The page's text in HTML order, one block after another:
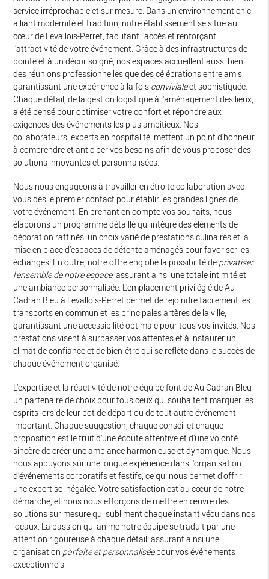
service irréprochable et sur mesure. Dans un environnement chic
alliant modernité et tradition, notre établissement se situe au
cœur de Levallois-Perret, facilitant l'accès et renforçant
l'attractivité de votre événement. Grâce à des infrastructures de
pointe et à un décor soigné, nos espaces accueillent aussi bien
des réunions professionnelles que des célébrations entre amis,
garantissant une expérience à la fois convivialeet sophistiquée.
Chaque détail, de la gestion logistique à l'aménagement des lieux,
a été pensé pour optimiser votre confort et répondre aux
exigences des événements les plus ambitieux. Nos
collaborateurs, experts en hospitalité, mettent un point d'honneur
à comprendre et anticiper vos besoins afin de vous proposer des
solutions innovantes et personnalisées.
Nous nous engageons à travailler en étroite collaboration avec
vous dès le premier contact pour établir les grandes lignes de
votre événement. En prenant en compte vos souhaits, nous
élaborons un programme détaillé qui intègre des éléments de
décoration raffinés, un choix varié de prestations culinaires et la
mise en place d'espaces de détente aménagés pour favoriser les
échanges. En outre, notre offre englobe la possibilité de privatiser
l'ensemble de notre espace, assurant ainsi une totale intimité et
une ambiance personnalisée. L'emplacement privilégié de Au
Cadran Bleu à Levallois-Perret permet de rejoindre facilement les
transports en commun et les principales artères de la ville,
garantissant une accessibilité optimale pour tous vos invités. Nos
prestations visent à surpasser vos attentes et à instaurer un
climat de confiance et de bien-être qui se reflète dans le succès de
chaque événement organisé.
L'expertise et la réactivité de notre équipe font de Au Cadran Bleu
un partenaire de choix pour tous ceux qui souhaitent marquer les
esprits lors de leur pot de départ ou de tout autre événement
important. Chaque suggestion, chaque conseil et chaque
proposition est le fruit d'une écoute attentive et d'une volonté
sincère de créer une ambiance harmonieuse et dynamique. Nous
nous appuyons sur une longue expérience dans l'organisation
d'événements corporatifs et festifs, ce qui nous permet d'offrir
une expertise inégalée. Votre satisfaction est au cœur de notre
démarche, et nous nous efforçons de mettre en œuvre des
solutions sur mesure qui subliment chaque instant vécu dans nos
locaux. La passion qui anime notre équipe se traduit par une
attention rigoureuse à chaque détail, assurant ainsi une
organisation parfaite et personnaliséepour vos événements
exceptionnels.